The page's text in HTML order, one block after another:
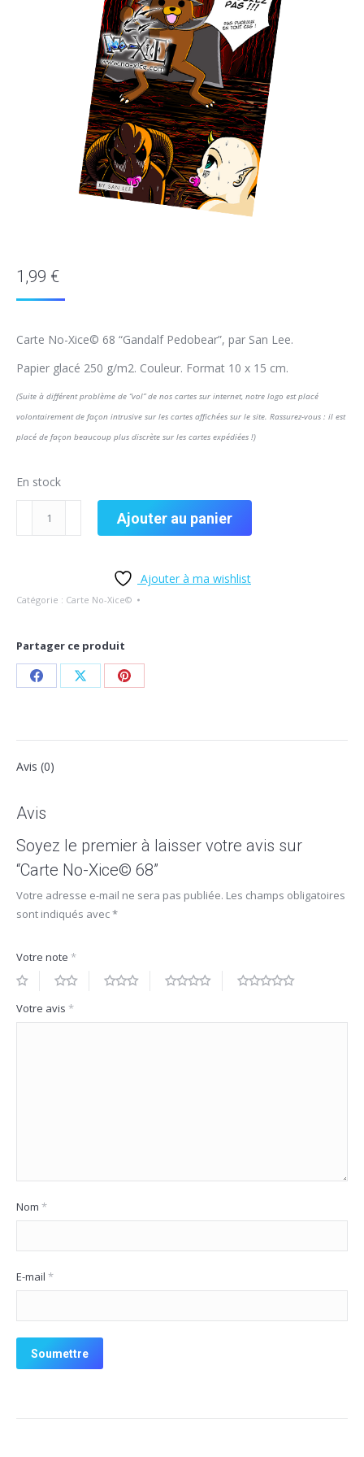
1,99 €
Carte No-Xice© 68 “Gandalf Pedobear”, par San Lee.
Papier glacé 250 g/m2. Couleur. Format 10 x 15 cm.
(Suite à différent problème de “vol” de nos cartes sur internet, notre logo est placé
volontairement de façon intrusive sur les cartes affichées sur le site. Rassurez-vous : il est
placé de façon beaucoup plus discrète sur les cartes expédiées !)
En stock
Ajouter au panier
Ajouter à ma wishlist
Catégorie : Carte No-Xice©
Partager ce produit
Avis (0)
Avis
Soyez le premier à laisser votre avis sur
“Carte No-Xice© 68”
Votre adresse e-mail ne sera pas publiée. Les champs obligatoires
sont indiqués avec*
Votre note *
Votre avis *
Nom *
E-mail *